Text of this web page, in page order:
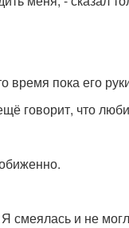
пока его
говорит, что
смеялась и не